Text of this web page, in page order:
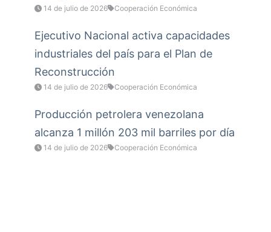
14 de julio de 2026 Cooperación Económica
Ejecutivo Nacional activa capacidades
industriales del país para el Plan de
Reconstrucción
14 de julio de 2026 Cooperación Económica
Producción petrolera venezolana
alcanza 1 millón 203 mil barriles por día
14 de julio de 2026 Cooperación Económica